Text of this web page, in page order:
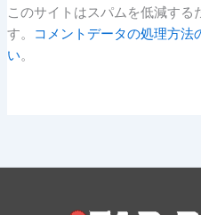
このサイトはスパムを低減する
す。
コメントデータの処理方法
い。